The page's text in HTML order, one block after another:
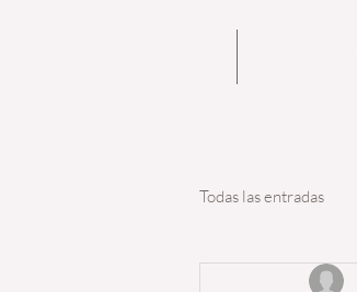
Todas las entradas